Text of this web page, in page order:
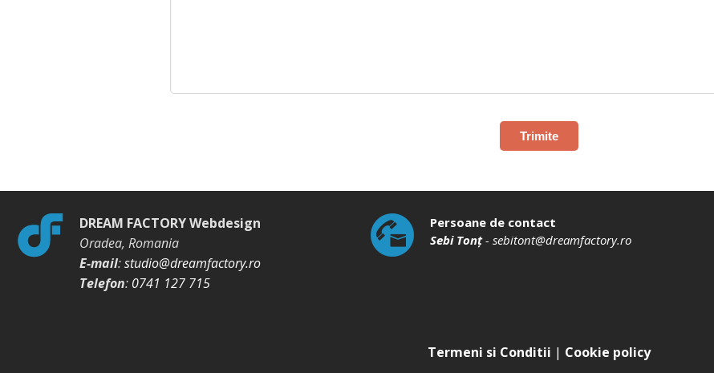
Trimite
DREAM FACTORY Webdesign
Oradea, Romania
E-mail:studio@dreamfactory.ro
Telefon: 0741 127 715
Persoane de contact
Sebi Tonț- sebitont@dreamfactory.ro
Termeni si Conditii | Cookie policy